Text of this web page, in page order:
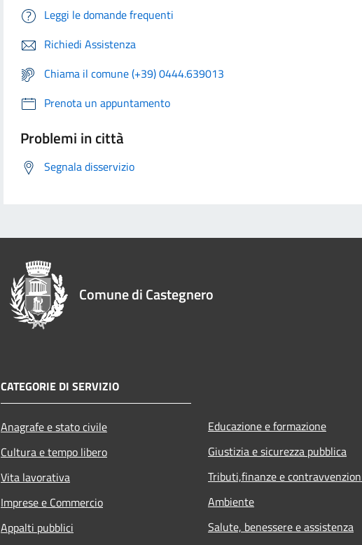
Leggi le domande frequenti
Richiedi Assistenza
Chiama il comune (+39) 0444.639013
Prenota un appuntamento
Problemi in città
Segnala disservizio
Comune di Castegnero
CATEGORIE DI SERVIZIO
Anagrafe e stato civile
Cultura e tempo libero
Vita lavorativa
Imprese e Commercio
Appalti pubblici
Educazione e formazione
Giustizia e sicurezza pubblica
Tributi,finanze e
Ambiente
Salute, benessere e assistenza